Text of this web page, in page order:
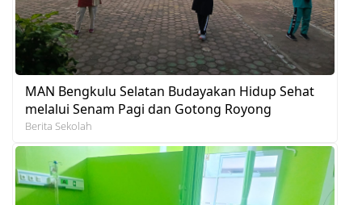
MAN Bengkulu Selatan Budayakan Hidup Sehat
melalui Senam Pagi dan Gotong Royong
Berita Sekolah